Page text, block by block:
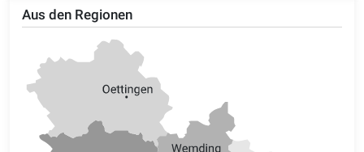
Aus den Regionen